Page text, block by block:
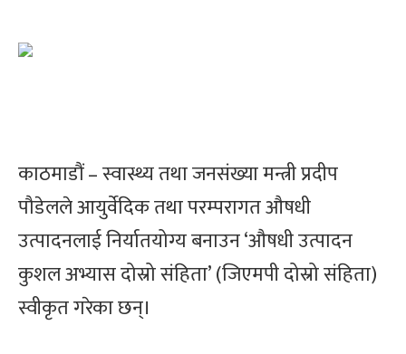
काठमाडौं – स्वास्थ्य तथा जनसंख्या मन्त्री प्रदीप
पौडेलले आयुर्वेदिक तथा परम्परागत औषधी
उत्पादनलाई निर्यातयोग्य बनाउन ‘औषधी उत्पादन
कुशल अभ्यास दोस्रो संहिता’ (जिएमपी दोस्रो संहिता)
स्वीकृत गरेका छन्।